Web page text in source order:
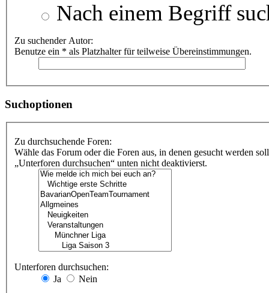
Nach einem Begriff
Zu suchender Autor:
Benutze ein * als Platzhalter für teilweise Übereinstimmungen.
Suchoptionen
Zu durchsuchende Foren:
Wähle das Forum oder die Foren aus, in denen gesucht werden
„Unterforen durchsuchen“ unten nicht deaktivierst.
Unterforen durchsuchen:
Ja
Nein